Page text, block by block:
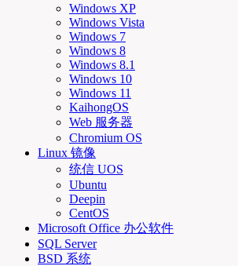
Windows XP
Windows Vista
Windows 7
Windows 8
Windows 8.1
Windows 10
Windows 11
KaihongOS
Web 服务器
Chromium OS
Linux 镜像
统信 UOS
Ubuntu
Deepin
CentOS
Microsoft Office 办公软件
SQL Server
BSD 系统